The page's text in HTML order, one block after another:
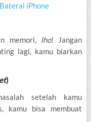
iPhone
memori, lho! Jangan
lagi, kamu biarkan
)
setelah kamu
kamu bisa membuat